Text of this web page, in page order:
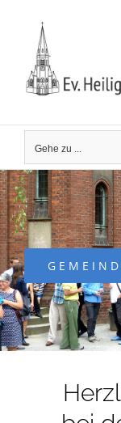
springen
Gehe zu ...